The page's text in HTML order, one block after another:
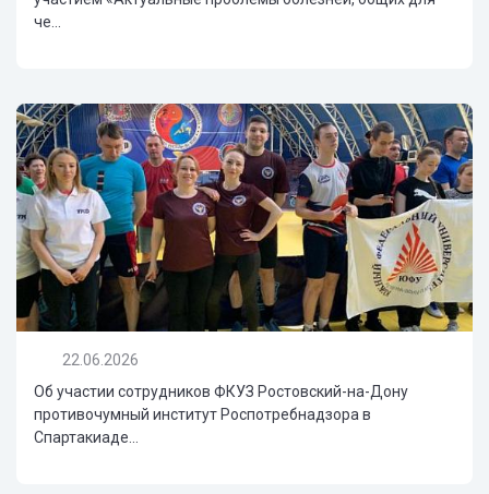
че...
22.06.2026
Об участии сотрудников ФКУЗ Ростовский-на-Дону
противочумный институт Роспотребнадзора в
Спартакиаде...